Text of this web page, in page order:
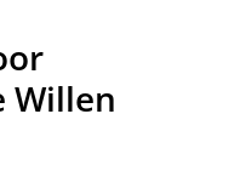
Willen